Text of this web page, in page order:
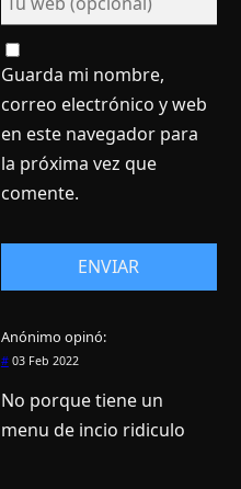
Guarda mi nombre,
correo electrónico y web
en este navegador para
la próxima vez que
comente.
Anónimo opinó:
#03 Feb 2022
No porque tiene un
menu de incio ridiculo